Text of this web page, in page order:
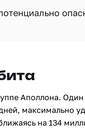
Аполлона.
максимально
на 134